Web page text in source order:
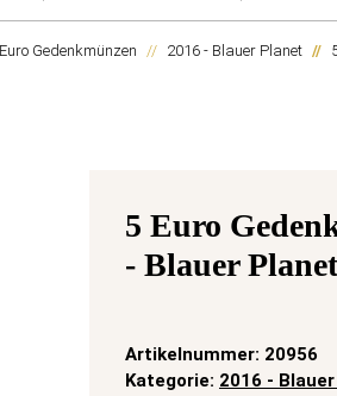
Gedenkmünzen 2016 - Blauer Planet
5 Euro
- Blauer
Artikelnummer: 20956
Kategorie: 2016 -